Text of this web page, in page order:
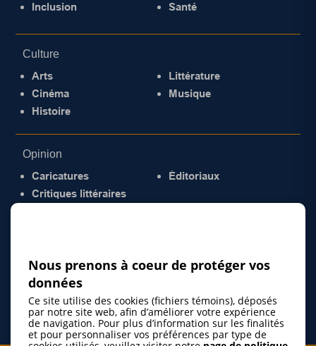
Inclusion
Santé
Culture
Arts
Cinéma
Histoire
Littérature
Musique
Opinion
Caricatures
Critiques littéraires
Éditoriaux
Nous prenons à coeur de protéger vos
données
Ce site utilise des cookies (fichiers témoins), déposés
par notre site web, afin d’améliorer votre expérience
de navigation. Pour plus d’information sur les finalités
et pour personnaliser vos préférences par type de